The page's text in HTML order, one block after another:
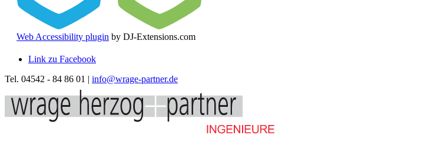
Web Accessibility plugin by DJ-Extensions.com
Link zu Facebook
Tel. 04542 - 84 86 01 | info@wrage-partner.de